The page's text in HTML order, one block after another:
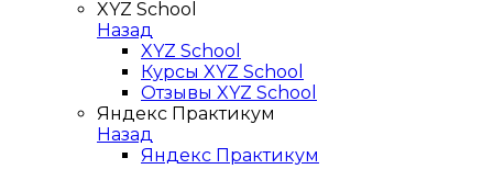
XYZ School
Назад
XYZ School
Курсы XYZ School
Отзывы XYZ School
Яндекс Практикум
Назад
Яндекс Практикум